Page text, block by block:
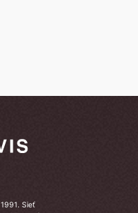
Sieť